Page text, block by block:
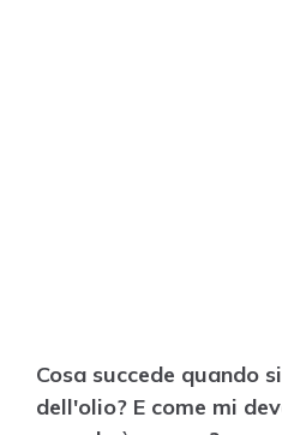
Cosa succede quando
dell'olio? E come mi